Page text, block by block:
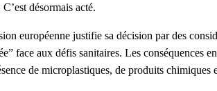
désormais acté.
européenne justifie sa décision par des
face aux défis sanitaires. Les conséquences
de microplastiques, de produits chimiques